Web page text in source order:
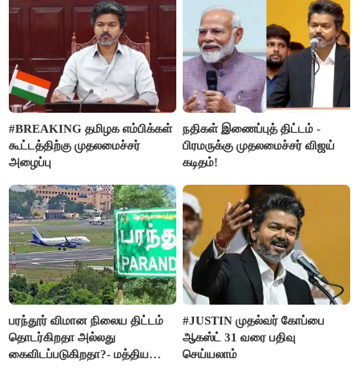
செய்த கொடூரம்
#BREAKING தமிழக எம்பிக்கள்
கூட்டத்திற்கு முதலமைச்சர்
அழைப்பு
நதிகள் இணைப்புத் திட்டம் -
பிரமருக்கு முதலமைச்சர் விஜய்
கடிதம்!
பரந்தூர் விமான நிலைய திட்டம்
தொடர்கிறதா அல்லது
கைவிடப்படுகிறதா?- மத்திய
#JUSTIN முதல்வர் கோப்பை
ஆகஸ்ட் 31 வரை பதிவு
செய்யலாம்